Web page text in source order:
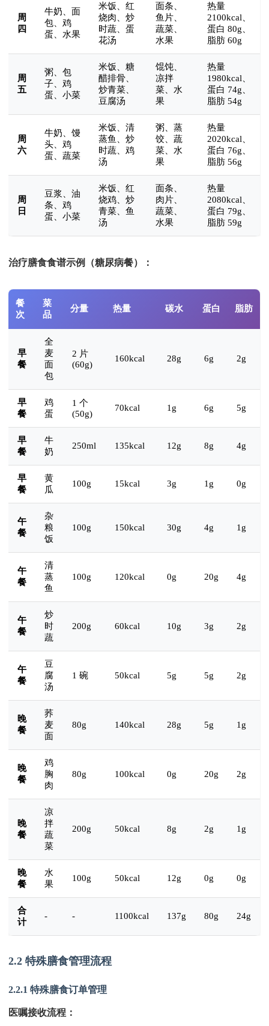
周
四
牛奶、面
包、鸡
蛋、水果
米饭、红
烧肉、炒
时蔬、蛋
花汤
面条、
鱼片、
蔬菜、
水果
热量
2100kcal、
蛋白 80g、
脂肪 60g
周
五
粥、包
子、鸡
蛋、小菜
米饭、糖
醋排骨、
炒青菜、
豆腐汤
馄饨、
凉拌
菜、水
果
热量
1980kcal、
蛋白 74g、
脂肪 54g
周
六
牛奶、馒
头、鸡
蛋、蔬菜
米饭、清
蒸鱼、炒
时蔬、鸡
汤
粥、蒸
饺、蔬
菜、水
果
热量
2020kcal、
蛋白 76g、
脂肪 56g
周
日
豆浆、油
条、鸡
蛋、小菜
米饭、红
烧鸡、炒
青菜、鱼
汤
面条、
肉片、
蔬菜、
水果
热量
2080kcal、
蛋白 79g、
脂肪 59g
治疗膳食食谱示例（糖尿病餐）：
餐
次
菜
品
分量 热量 碳水 蛋白 脂肪
早
餐
全
麦
面
包
2 片
(60g)
160kcal 28g 6g 2g
早
餐
鸡
蛋
1 个
(50g)
70kcal 1g 6g 5g
早
餐
牛
奶
250ml 135kcal 12g 8g 4g
早
餐
黄
瓜
100g 15kcal 3g 1g 0g
午
餐
杂
粮
饭
100g 150kcal 30g 4g 1g
午
餐
清
蒸
鱼
100g 120kcal 0g 20g 4g
午
餐
炒
时
蔬
200g 60kcal 10g 3g 2g
午
餐
豆
腐
汤
1 碗 50kcal 5g 5g 2g
晚
餐
荞
麦
面
80g 140kcal 28g 5g 1g
晚
餐
鸡
胸
肉
80g 100kcal 0g 20g 2g
晚
餐
凉
拌
蔬
菜
200g 50kcal 8g 2g 1g
晚
餐
水
果
100g 50kcal 12g 0g 0g
合
计
- - 1100kcal 137g 80g 24g
2.2 特殊膳食管理流程
2.2.1 特殊膳食订单管理
医嘱接收流程：